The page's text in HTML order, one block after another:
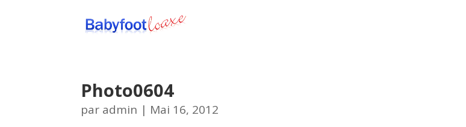
Photo0604
par admin | Mai 16, 2012